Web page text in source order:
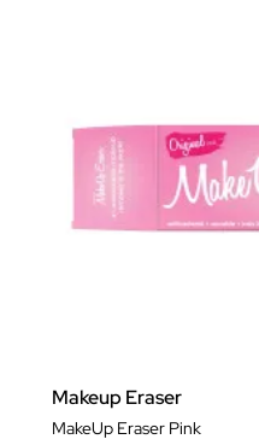
Makeup Eraser
MakeUp Eraser Pink